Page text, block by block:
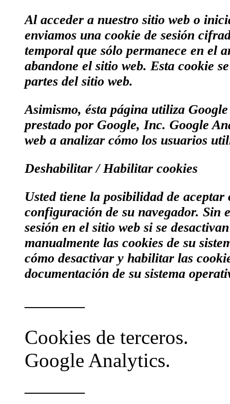
Al acceder a nuestro sitio web o
enviamos una cookie de sesión
temporal que sólo permanece en el
abandone el sitio web. Esta cookie
partes del sitio web.
Asimismo, ésta página utiliza
prestado por Google, Inc. Google
web a analizar cómo los usuarios
Deshabilitar / Habilitar cookies
Usted tiene la posibilidad de
configuración de su navegador. Sin
sesión en el sitio web si se
manualmente las cookies de su
cómo desactivar y habilitar las
documentación de su sistema
———
Cookies de terceros.
Google Analytics.
———